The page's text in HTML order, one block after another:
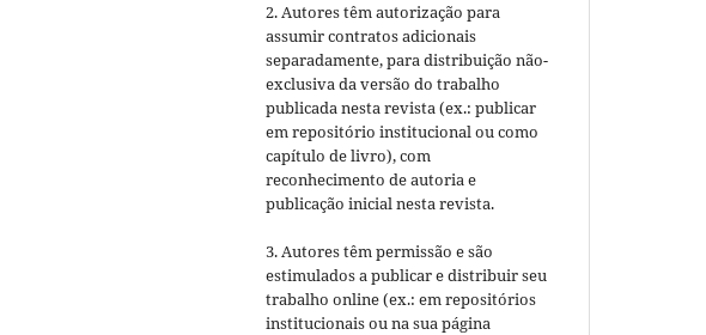
2. Autores têm autorização para
assumir contratos adicionais
separadamente, para distribuição não-
exclusiva da versão do trabalho
publicada nesta revista (ex.: publicar
em repositório institucional ou como
capítulo de livro), com
reconhecimento de autoria e
publicação inicial nesta revista.
3. Autores têm permissão e são
estimulados a publicar e distribuir seu
trabalho online (ex.: em repositórios
institucionais ou na sua página